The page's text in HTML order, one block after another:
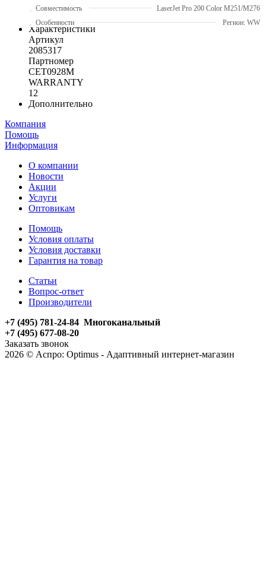
Совместимость
LaserJet Pro 200 Color M251/M276
Особенности
Регион: WW
Характеристики
Артикул
2085317
Партномер
CET0928M
WARRANTY
12
Дополнительно
Компания
Помощь
Информация
О компании
Новости
Акции
Услуги
Оптовикам
Помощь
Условия оплаты
Условия доставки
Гарантия на товар
Статьи
Вопрос-ответ
Производители
+7 (495) 781-24-84 Многоканальный
+7 (495) 677-08-20
Заказать звонок
2026 © Аспро: Optimus - Адаптивный интернет-магазин